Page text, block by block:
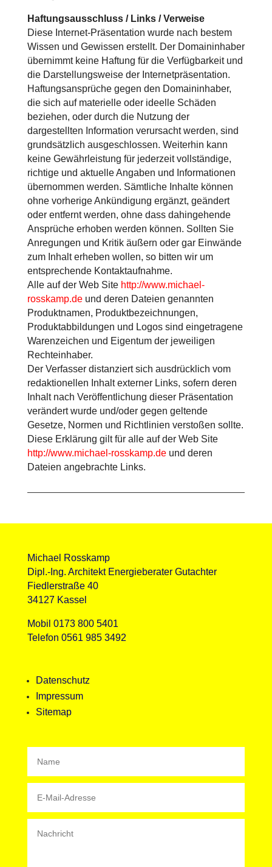
Haftungsausschluss / Links / Verweise
Diese Internet-Präsentation wurde nach bestem
Wissen und Gewissen erstellt. Der Domaininhaber
übernimmt keine Haftung für die Verfügbarkeit und
die Darstellungsweise der Internetpräsentation.
Haftungsansprüche gegen den Domaininhaber,
die sich auf materielle oder ideelle Schäden
beziehen, oder durch die Nutzung der
dargestellten Information verursacht werden, sind
grundsätzlich ausgeschlossen. Weiterhin kann
keine Gewährleistung für jederzeit vollständige,
richtige und aktuelle Angaben und Informationen
übernommen werden. Sämtliche Inhalte können
ohne vorherige Ankündigung ergänzt, geändert
oder entfernt werden, ohne dass dahingehende
Ansprüche erhoben werden können. Sollten Sie
Anregungen und Kritik äußern oder gar Einwände
zum Inhalt erheben wollen, so bitten wir um
entsprechende Kontaktaufnahme.
Alle auf der Web Site http://www.michael-
rosskamp.deund deren Dateien genannten
Produktnamen, Produktbezeichnungen,
Produktabbildungen und Logos sind eingetragene
Warenzeichen und Eigentum der jeweiligen
Rechteinhaber.
Der Verfasser distanziert sich ausdrücklich vom
redaktionellen Inhalt externer Links, sofern deren
Inhalt nach Veröffentlichung dieser Präsentation
verändert wurde und/oder gegen geltende
Gesetze, Normen und Richtlinien verstoßen sollte.
Diese Erklärung gilt für alle auf der Web Site
http://www.michael-rosskamp.deund deren
Dateien angebrachte Links.
Michael Rosskamp
Dipl.-Ing. Architekt Energieberater Gutachter
Fiedlerstraße 40
34127 Kassel
Mobil 0173 800 5401
Telefon 0561 985 3492
Datenschutz
Impressum
Sitemap